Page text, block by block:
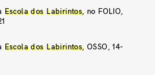
Escola dos Labirintos, no FOLIO,
Escola dos Labirintos, OSSO, 14-